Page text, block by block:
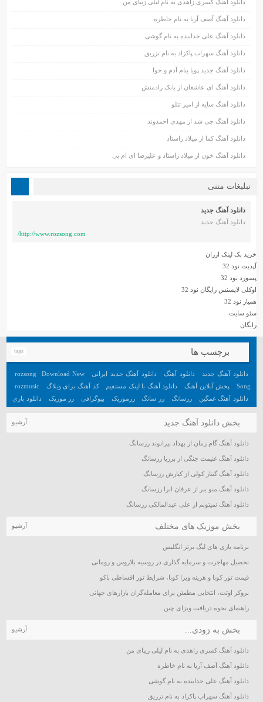
دانلود آهنگ کسری زاهدی به نام لیلی زیبای من
دانلود آهنگ آصف آریا به نام خاطره
دانلود آهنگ علی خدابنده به نام گوشی
دانلود آهنگ سهراب پاکزاد به نام تزریق
دانلود آهنگ جدید پویا بنام آدم و حوا
دانلود آهنگ ای عاشقان از بابک رادمنش
دانلود آهنگ سایه از امیر تتلو
دانلود آهنگ چی شد از مهدی احمدوند
دانلود آهنگ کما از میلاد راستاد
دانلود آهنگ خون از میلاد راستاد و علیرضا ای ام پی
تبلیغات متنی
دانلود آهنگ جدید
دانلود آهنگ جدید
http://www.rozsong.com/
خرید بک لینک ارزان
آپدیت نود 32
پسورد نود 32
اوکلی لایسنس رایگان نود 32
همیار نود 32
سئو سایت
رایگان
برچسب ها tags
دانلود آهنگ جدید دانلود آهنگ دانلود آهنگ جدید ایرانی rozsong
Download New
Song
پخش آنلاین آهنگ دانلود آهنگ با لینک مستقیم کد آهنگ برای وبلاگ
rozmusic
دانلود آهنگ غمگین
رزسانگ رز سانگ رزموزیک بیوگرافی رز موزیک
دانلود بازي
بخش دانلود آهنگ جدید آرشیو
دانلود آهنگ گام زمان از بهداد بیرانوند رزسانگ
دانلود آهنگ غنیمت جنگی از برزیا رزسانگ
دانلود آهنگ گیتار کولی از کیارش رزسانگ
دانلود آهنگ منو ببر از عرفان ابرا رزسانگ
دانلود آهنگ نمیتونم از علی عبدالمالکی رزسانگ
بخش موزیک های مختلف آرشیو
برنامه بازی های لیگ برتر انگلیس
تحصیل مهاجرت و سرمایه گذاری در روسیه بلاروس و رومانی
قیمت تور کوبا و هزینه ویزا کوبا، شرایط تور اقساطی باکو
بروکر اوتت، انتخابی مطمئن برای معامله‌گران بازارهای جهانی
راهنمای نحوه دریافت ویزای چین
بخش به زودی... آرشیو
دانلود آهنگ کسری زاهدی به نام لیلی زیبای من
دانلود آهنگ آصف آریا به نام خاطره
دانلود آهنگ علی خدابنده به نام گوشی
دانلود آهنگ سهراب پاکزاد به نام تزریق